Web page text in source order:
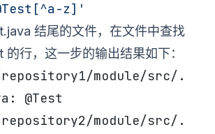
z]'
结尾的文件，在文件中查找
的行，这一步的输出结果如下：
module/src/.
@Test
module/src/.